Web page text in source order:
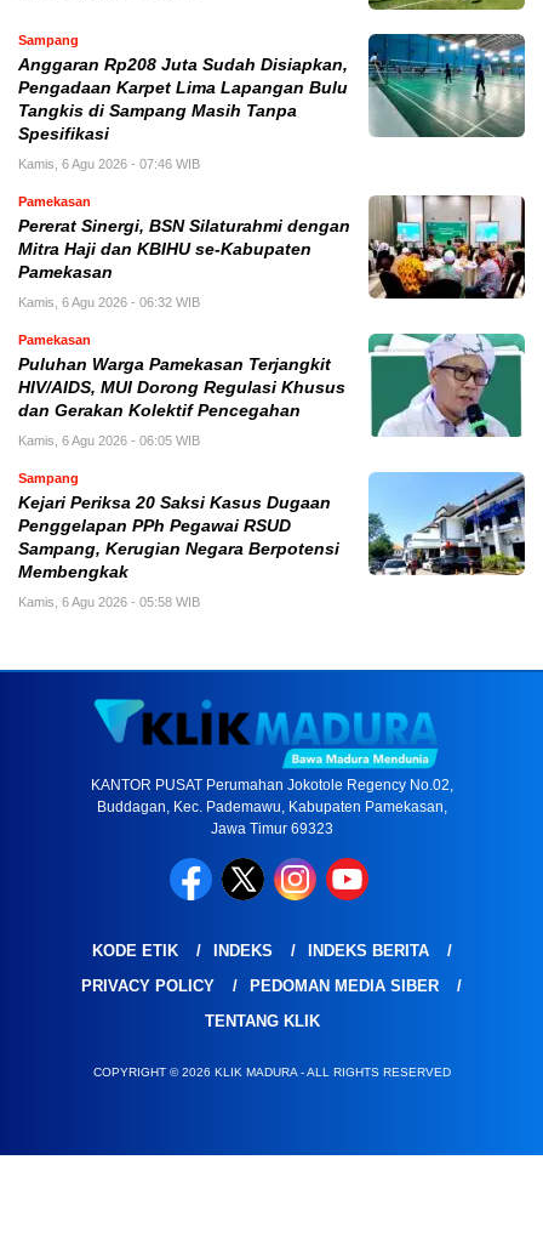
Sampang
Anggaran Rp208 Juta Sudah Disiapkan,
Pengadaan Karpet Lima Lapangan Bulu
Tangkis di Sampang Masih Tanpa
Spesifikasi
Kamis, 6 Agu 2026 - 07:46 WIB
Pamekasan
Pererat Sinergi, BSN Silaturahmi dengan
Mitra Haji dan KBIHU se-Kabupaten
Pamekasan
Kamis, 6 Agu 2026 - 06:32 WIB
Pamekasan
Puluhan Warga Pamekasan Terjangkit
HIV/AIDS, MUI Dorong Regulasi Khusus
dan Gerakan Kolektif Pencegahan
Kamis, 6 Agu 2026 - 06:05 WIB
Sampang
Kejari Periksa 20 Saksi Kasus Dugaan
Penggelapan PPh Pegawai RSUD
Sampang, Kerugian Negara Berpotensi
Membengkak
Kamis, 6 Agu 2026 - 05:58 WIB
KANTOR PUSAT Perumahan Jokotole Regency No.02,
Buddagan, Kec. Pademawu, Kabupaten Pamekasan,
Jawa Timur 69323
KODE ETIK INDEKS
INDEKS BERITA
PRIVACY POLICY
PEDOMAN MEDIA SIBER
TENTANG KLIK
COPYRIGHT © 2026 KLIK MADURA - ALL RIGHTS RESERVED